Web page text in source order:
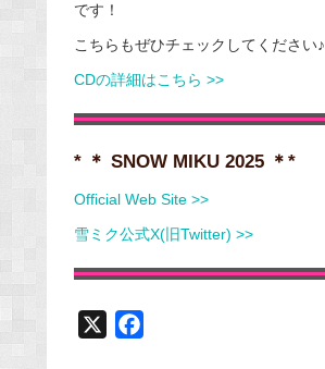
です！
こちらもぜひチェックしてください♪
CDの詳細はこちら >>
* ＊ SNOW MIKU 2025 ＊*
Official Web Site >>
雪ミク公式X(旧Twitter) >>